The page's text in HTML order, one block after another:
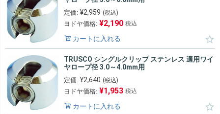
定価: ¥2,959 (税込)
ヨドヤ価格: ¥2,190 税込
カートに入れる
TRUSCO シングルクリップ ステンレス 適用ワイ
ヤロープ径 3.0～4.0mm用
定価: ¥2,640 (税込)
ヨドヤ価格: ¥1,953 税込
カートに入れる